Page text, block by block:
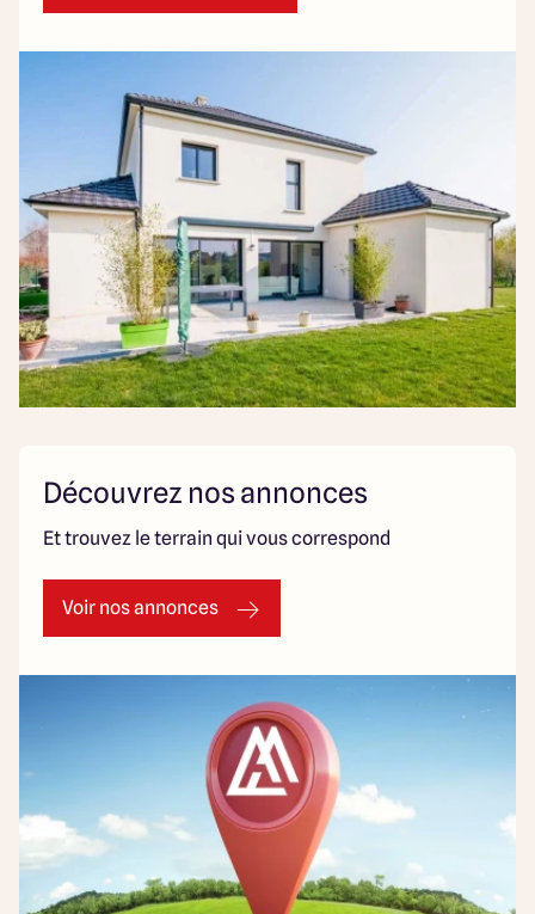
Découvrez nos annonces
Et trouvez le terrain qui vous correspond
Voir nos annonces